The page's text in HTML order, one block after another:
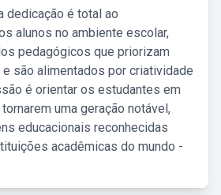
dedicação é total ao
alunos no ambiente escolar,
pedagógicos que priorizam
são alimentados por criatividade
é orientar os estudantes em
uma geração notável,
educacionais reconhecidas
acadêmicas do mundo -